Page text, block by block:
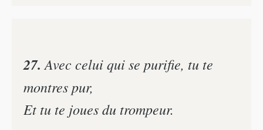
27. Avec celui qui se purifie, tu te
montres pur,
Et tu te joues du trompeur.